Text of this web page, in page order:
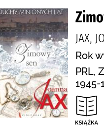
JAX,
Rok
PRL,
1945-